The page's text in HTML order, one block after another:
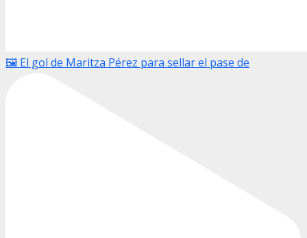
🖼️ El gol de Maritza Pérez para sellar el pase de